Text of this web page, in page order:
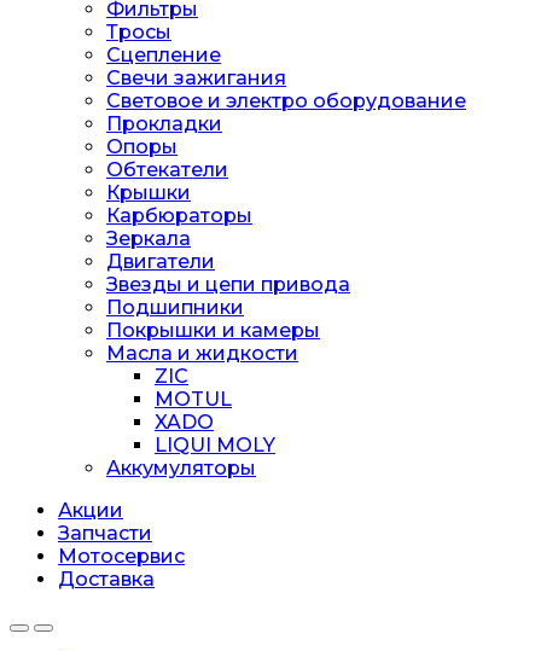
Фильтры
Тросы
Сцепление
Свечи зажигания
Световое и электро оборудование
Прокладки
Опоры
Обтекатели
Крышки
Карбюраторы
Зеркала
Двигатели
Звезды и цепи привода
Подшипники
Покрышки и камеры
Масла и жидкости
ZIC
MOTUL
XADO
LIQUI MOLY
Аккумуляторы
Акции
Запчасти
Мотосервис
Доставка